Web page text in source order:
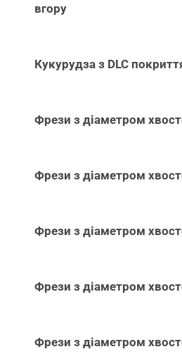
вгору
Кукурудза з DLC
Фрези з діаметром
Фрези з діаметром
Фрези з діаметром
Фрези з діаметром
Фрези з діаметром